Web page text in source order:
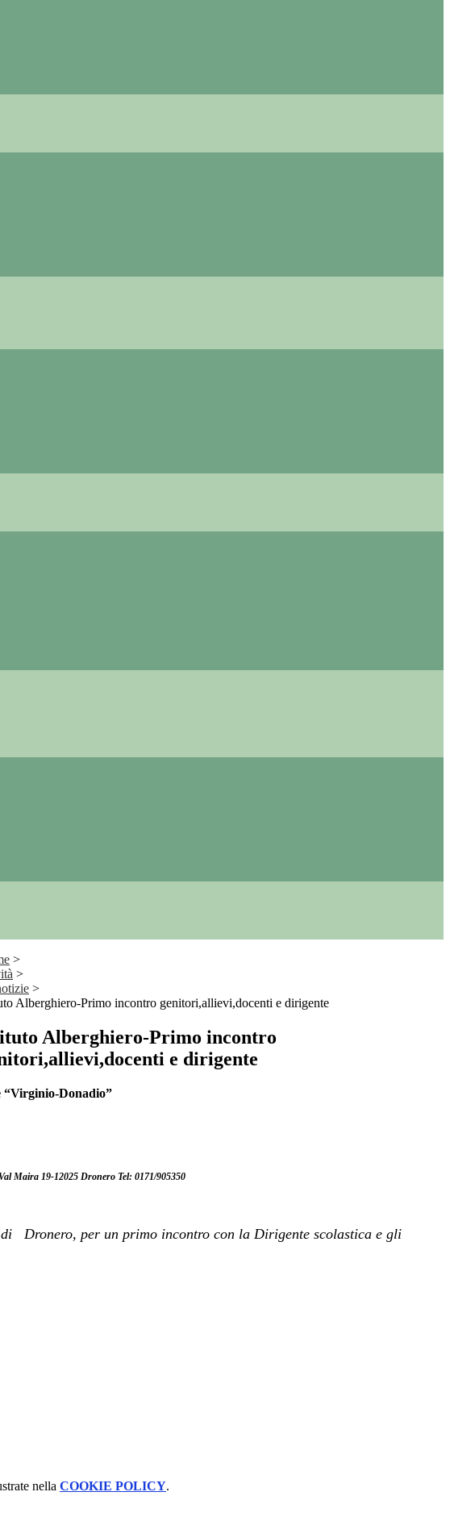
>
>
>
Alberghiero-Primo incontro genitori,allievi,docenti e dirigente
Alberghiero-Primo incontro
e dirigente
“Virginio-Donadio”
Maira 19-12025 Dronero Tel: 0171/905350
Dronero, per un primo incontro con la Dirigente scolastica e gli
nella COOKIE POLICY.